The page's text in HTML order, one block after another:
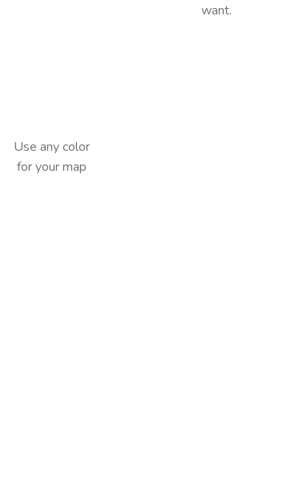
Use any color
for your map
want.